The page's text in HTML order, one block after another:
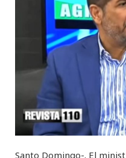
Santo Domingo-. El